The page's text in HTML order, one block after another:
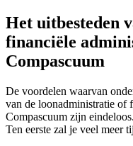
Het uitbesteden
financiële
Compascuum
De voordelen waarvan
van de loonadministratie of
Compascuum zijn
Ten eerste zal je veel meer